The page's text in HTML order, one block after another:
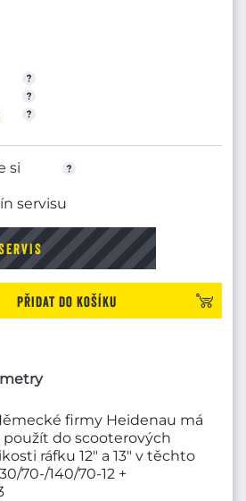
si
servisu
Přidat do košíku
firmy Heidenau má
použít do scooterových
ráfku 12" a 13" v těchto
70-/140/70-12 +